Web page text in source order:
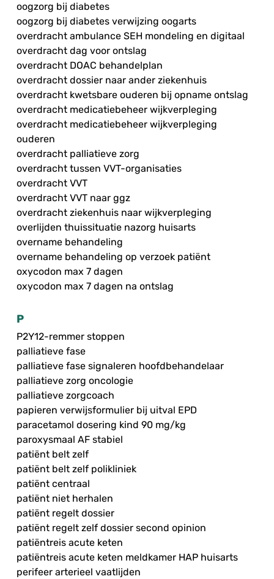
oogzorg bij diabetes
oogzorg bij diabetes verwijzing oogarts
overdracht ambulance SEH mondeling en digitaal
overdracht dag voor ontslag
overdracht DOAC behandelplan
overdracht dossier naar ander ziekenhuis
overdracht kwetsbare ouderen bij opname ontslag
overdracht medicatiebeheer wijkverpleging
overdracht medicatiebeheer wijkverpleging
ouderen
overdracht palliatieve zorg
overdracht tussen VVT-organisaties
overdracht VVT
overdracht VVT naar ggz
overdracht ziekenhuis naar wijkverpleging
overlijden thuissituatie nazorg huisarts
overname behandeling
overname behandeling op verzoek patiënt
oxycodon max 7 dagen
oxycodon max 7 dagen na ontslag
P
P2Y12-remmer stoppen
palliatieve fase
palliatieve fase signaleren hoofdbehandelaar
palliatieve zorg oncologie
palliatieve zorgcoach
papieren verwijsformulier bij uitval EPD
paracetamol dosering kind 90 mg/kg
paroxysmaal AF stabiel
patiënt belt zelf
patiënt belt zelf polikliniek
patiënt centraal
patiënt niet herhalen
patiënt regelt dossier
patiënt regelt zelf dossier second opinion
patiëntreis acute keten
patiëntreis acute keten meldkamer HAP huisarts
perifeer arterieel vaatlijden